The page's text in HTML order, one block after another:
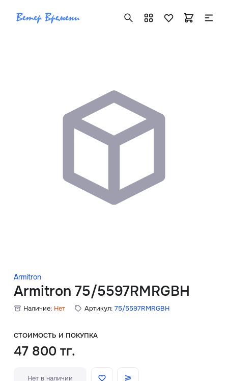
Armitron
Armitron 75/5597RMRGBH
Наличие: Нет Артикул: 75/5597RMRGBH
СТОИМОСТЬ И ПОКУПКА
47 800 тг.
Нет в наличии
+7 ( 705 ) 181-42-50
info@vetervremeni.kz
Авторизация
Каталог
Мужские часы
Главная
О нас